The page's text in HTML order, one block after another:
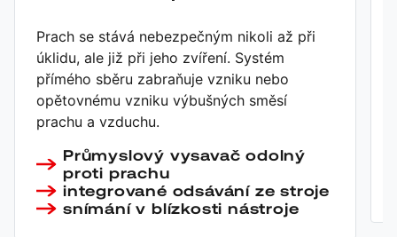
Prach se stává nebezpečným nikoli až při
úklidu, ale již při jeho zvíření. Systém
přímého sběru zabraňuje vzniku nebo
opětovnému vzniku výbušných směsí
prachu a vzduchu.
Průmyslový vysavač odolný
proti prachu
integrované odsávání ze stroje
snímání v blízkosti nástroje